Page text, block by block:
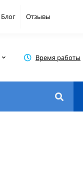
Блог Отзывы
Время работы